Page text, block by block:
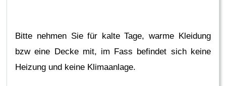
Bitte nehmen Sie für kalte Tage, warme Kleidung
bzw eine Decke mit, im Fass befindet sich keine
Heizung und keine Klimaanlage.